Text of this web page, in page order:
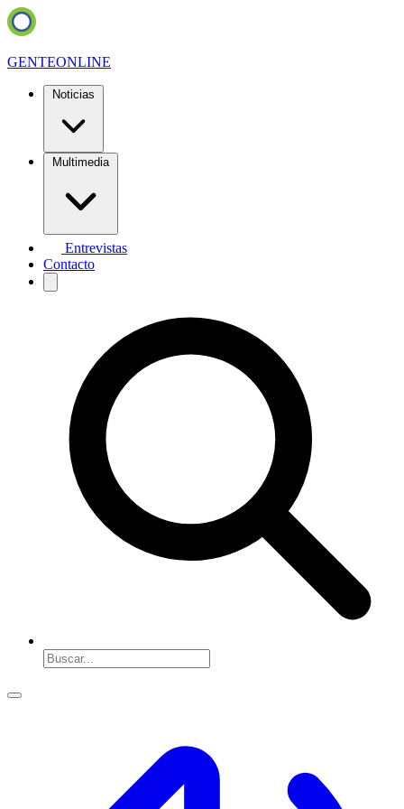
GENTEONLINE
Noticias
Multimedia
Entrevistas
Contacto